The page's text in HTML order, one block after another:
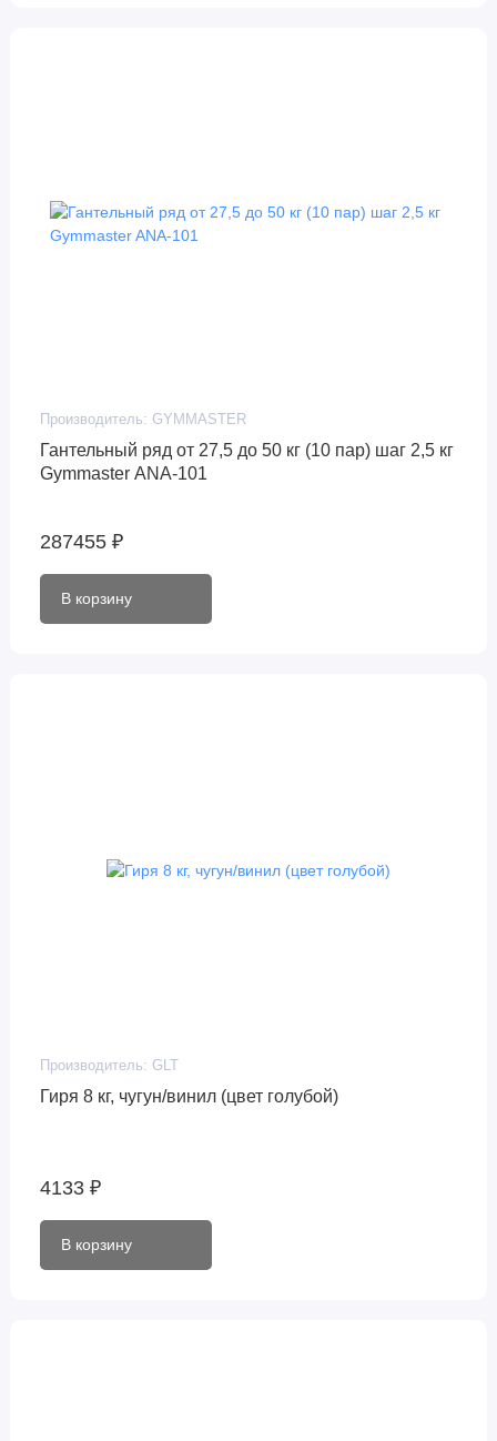
Производитель: GYMMASTER
Гантельный ряд от 27,5 до 50 кг (10 пар) шаг 2,5 кг
Gymmaster ANA-101
287455 ₽
В корзину
Производитель: GLT
Гиря 8 кг, чугун/винил (цвет голубой)
4133 ₽
В корзину